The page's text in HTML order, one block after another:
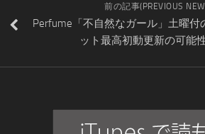
前の記事(PREVIOUS
Perfume「不自然なガール」土曜付
ット最高初動更新の可能